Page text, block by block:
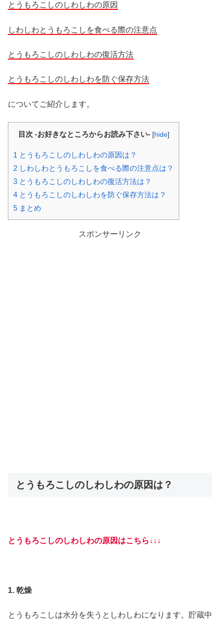
とうもろこしのしわしわの原因
しわしわとうもろこしを食べる際の注意点
とうもろこしのしわしわの復活方法
とうもろこしのしわしわを防ぐ保存方法
についてご紹介します。
目次 -お好きなところからお読み下さい- [hide]
1 とうもろこしのしわしわの原因は？
2 しわしわとうもろこしを食べる際の注意点は？
3 とうもろこしのしわしわの復活方法は？
4 とうもろこしのしわしわを防ぐ保存方法は？
5 まとめ
スポンサーリンク
とうもろこしのしわしわの原因は？
とうもろこしのしわしわの原因はこちら↓↓↓
1. 乾燥
とうもろこしは水分を失うとしわしわになります。貯蔵中